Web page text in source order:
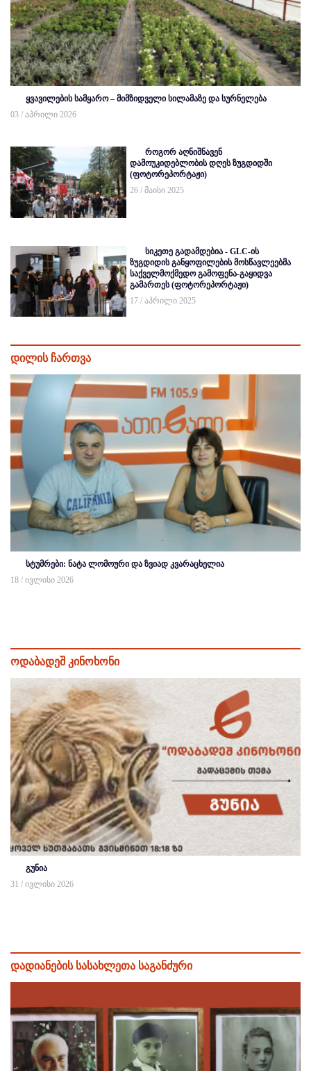
ყვავილების სამყარო – მიმზიდველი სილამაზე და სურნელება
03 / აპრილი 2026
როგორ აღნიშნავენ
დამოუკიდებლობის დღეს ზუგდიდში
(ფოტორეპორტაჟი)
26 / მაისი 2025
სიკეთე გადამდებია - GLC-ის
ზუგდიდის განყოფილების მოსწავლეებმა
საქველმოქმედო გამოფენა-გაყიდვა
გამართეს (ფოტორეპორტაჟი)
17 / აპრილი 2025
დილის ჩართვა
სტუმრები: ნატა ლომოური და ზვიად კვარაცხელია
18 / ივლისი 2026
ოდაბადეშ კინოხონი
გუნია
31 / ივლისი 2026
დადიანების სასახლეთა საგანძური